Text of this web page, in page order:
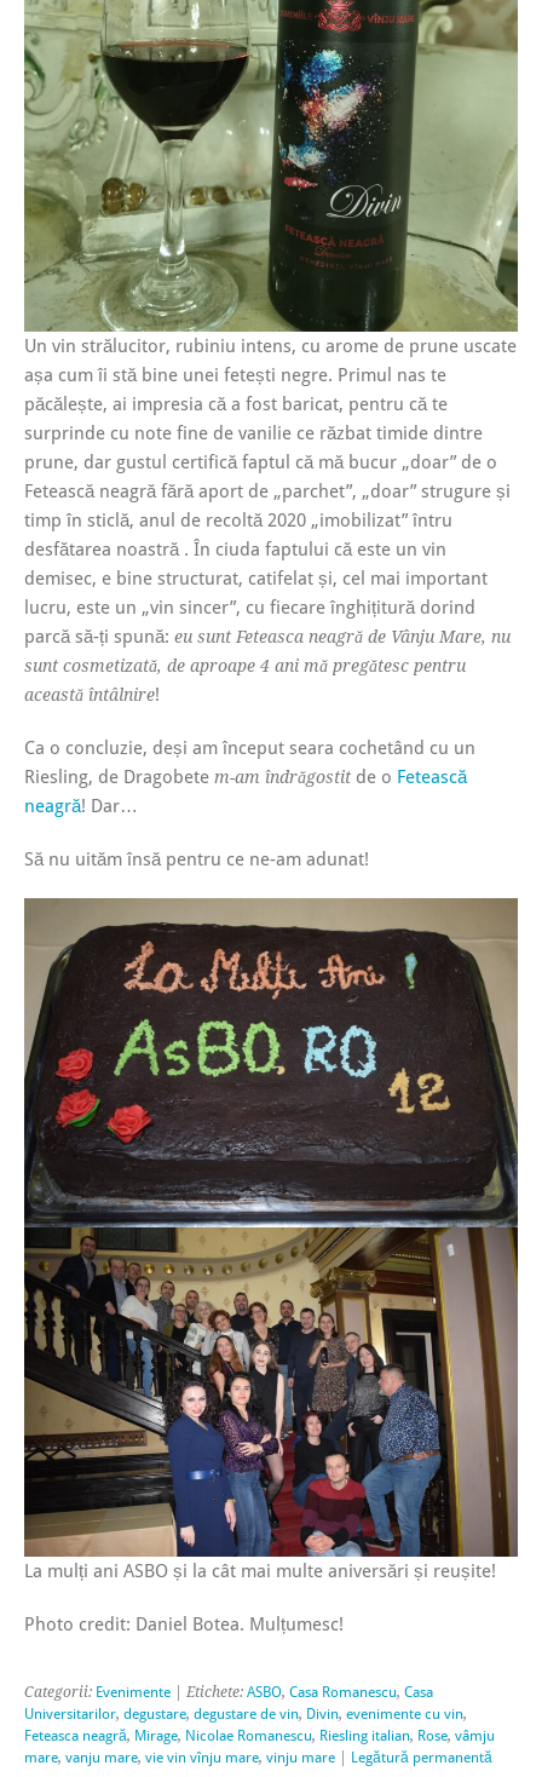
Un vin strălucitor, rubiniu intens, cu arome de prune uscate
așa cum îi stă bine unei fetești negre. Primul nas te
păcălește, ai impresia că a fost baricat, pentru că te
surprinde cu note fine de vanilie ce răzbat timide dintre
prune, dar gustul certifică faptul că mă bucur „doar” de o
Fetească neagră fără aport de „parchet”, „doar” strugure și
timp în sticlă, anul de recoltă 2020 „imobilizat” întru
desfătarea noastră . În ciuda faptului că este un vin
demisec, e bine structurat, catifelat și, cel mai important
lucru, este un „vin sincer”, cu fiecare înghițitură dorind
parcă să-ți spună: eu sunt Feteasca neagră de Vânju Mare, nu
sunt cosmetizată, de aproape 4 ani mă pregătesc pentru
această întâlnire!
Ca o concluzie, deși am început seara cochetând cu un
Riesling, de Dragobete m-am îndrăgostit de o Fetească
neagră! Dar…
Să nu uităm însă pentru ce ne-am adunat!
La mulți ani ASBO și la cât mai multe aniversări și reușite!
Photo credit: Daniel Botea. Mulțumesc!
Categorii: Evenimente | Etichete: ASBO, Casa Romanescu, Casa
Universitarilor, degustare, degustare de vin, Divin, evenimente cu vin,
Feteasca neagră, Mirage, Nicolae Romanescu, Riesling italian, Rose, vâmju
mare, vanju mare, vie vin vînju mare, vinju mare Legătură permanentă